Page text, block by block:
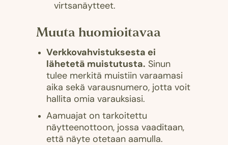
virtsanäytteet.
Muuta huomioitavaa
Verkkovahvistuksesta ei
lähetetä muistutusta. Sinun
tulee merkitä muistiin varaamasi
aika sekä varausnumero, jotta voit
hallita omia varauksiasi.
Aamuajat on tarkoitettu
näytteenottoon, jossa vaaditaan,
että näyte otetaan aamulla.